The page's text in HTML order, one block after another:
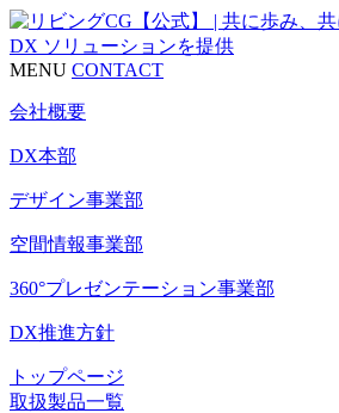
MENU CONTACT
会社概要
DX本部
デザイン事業部
空間情報事業部
360°プレゼンテーション事業部
DX推進方針
トップページ
取扱製品一覧